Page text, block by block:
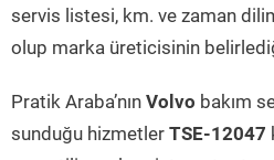
servis listesi, km. ve zaman
olup marka üreticisinin
Pratik Araba’nın Volvo bakım
sunduğu hizmetler TSE-12047